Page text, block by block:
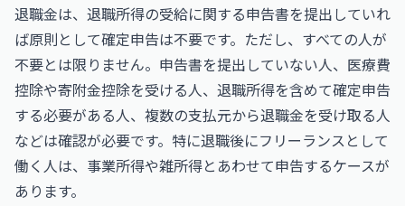
退職金は、退職所得の受給に関する申告書を提出していれ
ば原則として確定申告は不要です。ただし、すべての人が
不要とは限りません。申告書を提出していない人、医療費
控除や寄附金控除を受ける人、退職所得を含めて確定申告
する必要がある人、複数の支払元から退職金を受け取る人
などは確認が必要です。特に退職後にフリーランスとして
働く人は、事業所得や雑所得とあわせて申告するケースが
あります。